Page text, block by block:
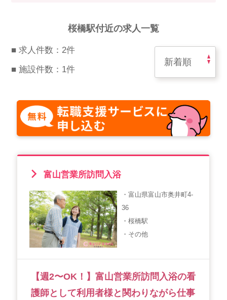
その他のお問い合わせ
紹介会社を使うメリットについて
介護・看護のお仕事について
利用者の声
WEB勤怠
支店連絡先一覧
会社概要 個人情報保護方針 利用規約
桜橋駅付近の求人一覧
■ 求人件数：2件
■ 施設件数：1件
富山営業所訪問入浴
・富山県富山市奥井町4-
36
・桜橋駅
・その他
【週2〜OK！】富山営業所訪問入浴の看
護師として利用者様と関わりながら仕事